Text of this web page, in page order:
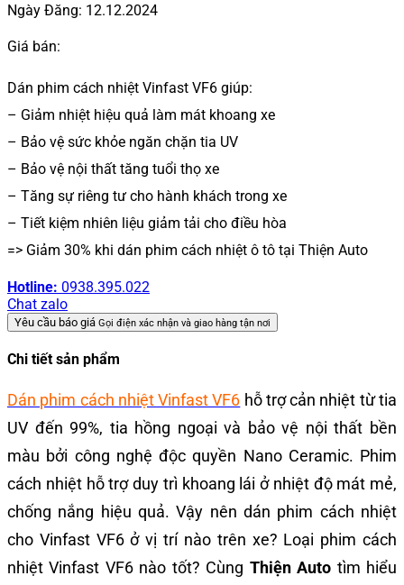
Ngày Đăng: 12.12.2024
Giá bán:
Dán phim cách nhiệt Vinfast VF6 giúp:
– Giảm nhiệt hiệu quả làm mát khoang xe
– Bảo vệ sức khỏe ngăn chặn tia UV
– Bảo vệ nội thất tăng tuổi thọ xe
– Tăng sự riêng tư cho hành khách trong xe
– Tiết kiệm nhiên liệu giảm tải cho điều hòa
=> Giảm 30% khi dán phim cách nhiệt ô tô tại Thiện Auto
Hotline: 0938.395.022
Chat zalo
Yêu cầu báo giá Gọi điện xác nhận và giao hàng tận nơi
Chi tiết sản phẩm
Dán phim cách nhiệt Vinfast VF6 hỗ trợ cản nhiệt từ tia
UV đến 99%, tia hồng ngoại và bảo vệ nội thất bền
màu bởi công nghệ độc quyền Nano Ceramic. Phim
cách nhiệt hỗ trợ duy trì khoang lái ở nhiệt độ mát mẻ,
chống nắng hiệu quả. Vậy nên dán phim cách nhiệt
cho Vinfast VF6 ở vị trí nào trên xe? Loại phim cách
nhiệt Vinfast VF6 nào tốt? Cùng Thiện Auto tìm hiểu